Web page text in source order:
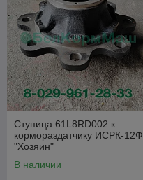
Ступица 61L8RD002 к
кормораздатчику ИСРК-12Ф
"Хозяин"
В наличии